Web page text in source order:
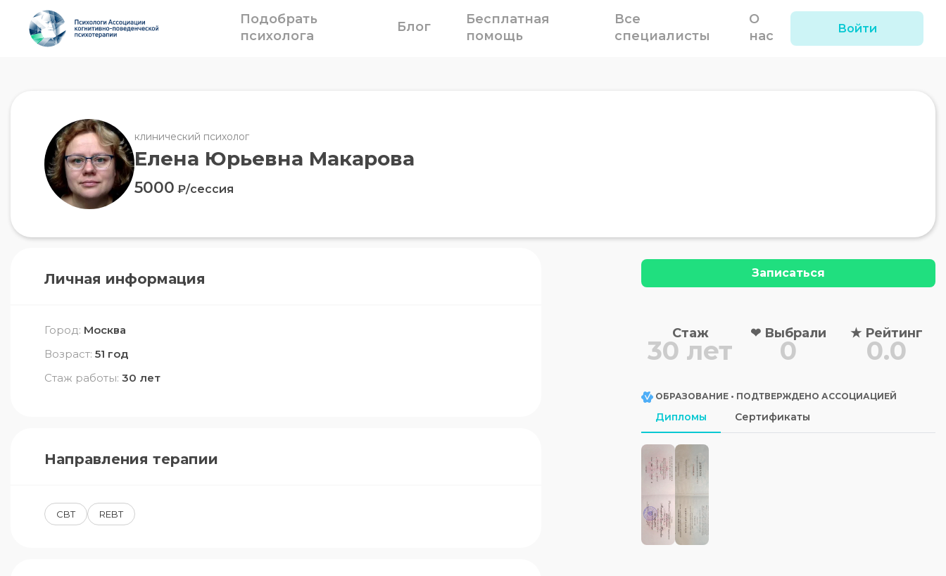
Подобрать
психолога
Блог Бесплатная
помощь
Все
специалисты
О
нас Войти
клинический психолог
Елена Юрьевна Макарова
5000 ₽/сессия
Личная информация
Город: Москва
Возраст: 51 год
Стаж работы: 30 лет
Направления терапии
CBT REBT
Записаться
Стаж
30 лет
❤ Выбрали
0
★ Рейтинг
0.0
ОБРАЗОВАНИЕ • ПОДТВЕРЖДЕНО АССОЦИАЦИЕЙ
Дипломы Сертификаты